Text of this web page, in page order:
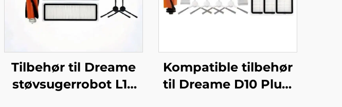
Tilbehør til Dreame
støvsugerrobot L10
Kompatible tilbehør
til Dreame D10 Plus-